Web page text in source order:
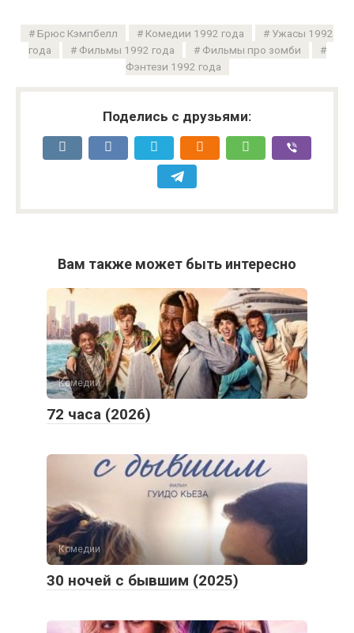
Брюс Кэмпбелл Комедии 1992 года
Ужасы 1992
года
Фильмы 1992 года
Фильмы про зомби
Фэнтези 1992 года
Поделись с друзьями:
Вам также может быть интересно
Комедии
72 часа (2026)
Комедии
30 ночей с бывшим (2025)